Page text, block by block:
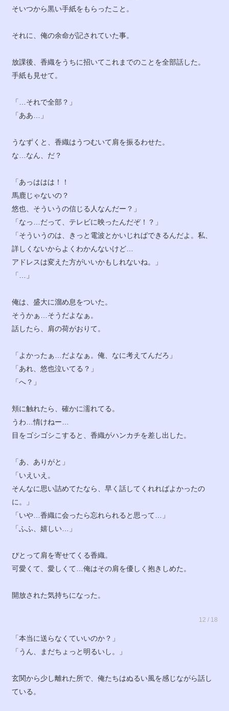
そいつから黒い手紙をもらったこと。
それに、俺の余命が記されていた事。
放課後、香織をうちに招いてこれまでのことを全部話した。
手紙も見せて。
「…それで全部？」
「ああ…」
うなずくと、香織はうつむいて肩を振るわせた。
な…なん、だ？
「あっははは！！
馬鹿じゃないの？
悠也、そういうの信じる人なんだー？」
「なっ…だって、テレビに映ったんだぞ！？」
「そういうのは、きっと電波とかいじればできるんだよ。私、
詳しくないからよくわかんないけど…
アドレスは変えた方がいいかもしれないね。」
「…」
俺は、盛大に溜め息をついた。
そうかぁ…そうだよなぁ。
話したら、肩の荷がおりて。
「よかったぁ…だよなぁ。俺、なに考えてんだろ」
「あれ、悠也泣いてる？」
「へ？」
頬に触れたら、確かに濡れてる。
うわ…情けねー…
目をゴシゴシこすると、香織がハンカチを差し出した。
「あ、ありがと」
「いえいえ。
そんなに思い詰めてたなら、早く話してくれればよかったの
に。」
「いや…香織に会ったら忘れられると思って…」
「ふふ、嬉しい…」
ぴとって肩を寄せてくる香織。
可愛くて、愛しくて…俺はその肩を優しく抱きしめた。
開放された気持ちになった。
12 / 18
「本当に送らなくていいのか？」
「うん、まだちょっと明るいし。」
玄関から少し離れた所で、俺たちはぬるい風を感じながら話し
ている。